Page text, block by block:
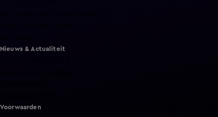
Nieuws & Actualiteit
Voorwaarden